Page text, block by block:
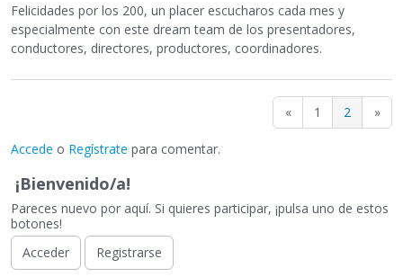
Felicidades por los 200, un placer escucharos cada mes y
especialmente con este dream team de los presentadores,
conductores, directores, productores, coordinadores.
« 1 2 »
Accede o Regístrate para comentar.
¡Bienvenido/a!
Pareces nuevo por aquí. Si quieres participar, ¡pulsa uno de estos
botones!
Acceder
Registrarse